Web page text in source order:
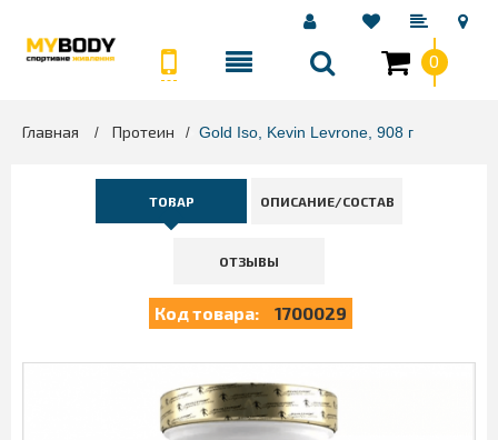
0
Главная > Протеин > Gold Iso, Kevin Levrone, 908 г
ТОВАР ОПИСАНИЕ/СОСТАВ
ОТЗЫВЫ
Код товара: 1700029